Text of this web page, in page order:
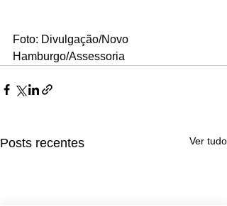
Foto: Divulgação/Novo
Hamburgo/Assessoria
Posts recentes Ver tudo